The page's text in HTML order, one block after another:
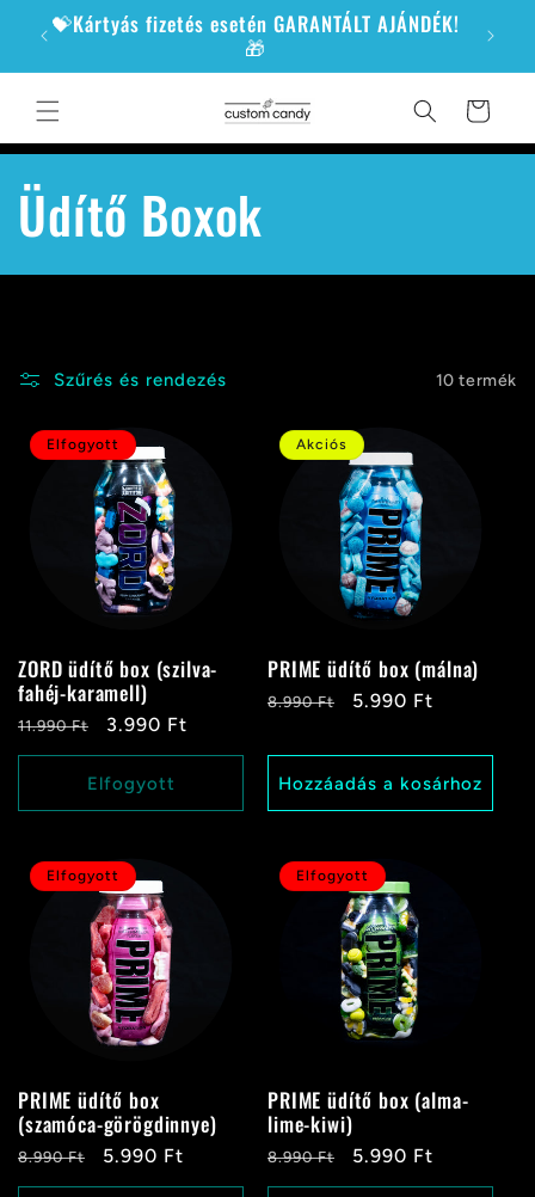
Ugrás a
tartalomhoz
💝Kártyás fizetés esetén GARANTÁLT AJÁNDÉK!
🎁
Kosár
K
o
l
e
ó
:
Üdítő Boxok
Szűrés és rendezés 10 termék
Elfogyott
ZORD üdítő box (szilva-
fahéj-karamell)
Normál
ár
11.990 Ft
Akciós
ár
3.990 Ft
Elfogyott
Akciós
PRIME üdítő box (málna)
Normál
8.990 Ft
Akciós
5.990 Ft
Hozzáadás a kosárhoz
Elfogyott
PRIME üdítő box
(szamóca-görögdinnye)
Normál
ár
8.990 Ft
Akciós
ár
5.990 Ft
Elfogyott
PRIME üdítő box (alma-
lime-kiwi)
Normál
ár
8.990 Ft
Akciós
ár
5.990 Ft